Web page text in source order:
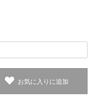
お気に入りに追加